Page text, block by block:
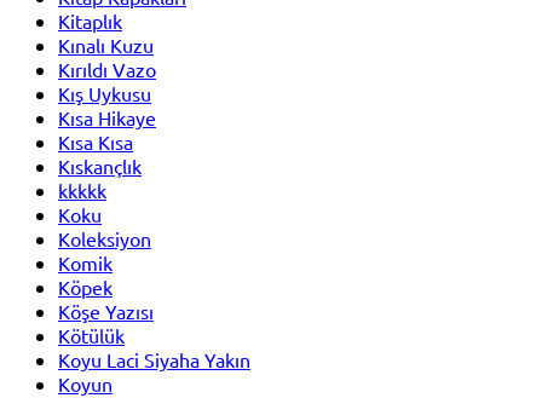
Kitaplık
Kınalı Kuzu
Kırıldı Vazo
Kış Uykusu
Kısa Hikaye
Kısa Kısa
Kıskançlık
kkkkk
Koku
Koleksiyon
Komik
Köpek
Köşe Yazısı
Kötülük
Koyu Laci Siyaha Yakın
Koyun